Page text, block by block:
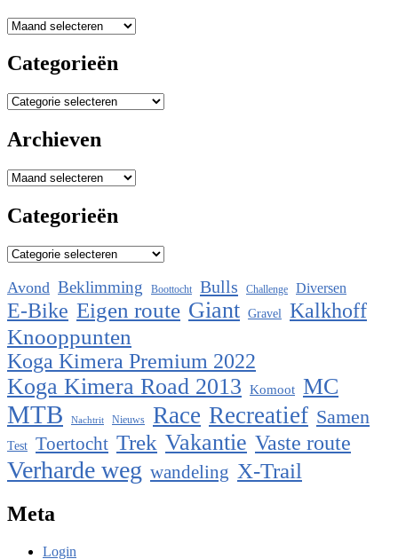
Archieven
Categorieën
Categorieën
Archieven
Archieven
Categorieën
Categorieën
Avond Beklimming Boottocht Bulls Challenge Diversen
E-Bike Eigen route Giant Gravel Kalkhoff
Knooppunten
Koga Kimera Premium 2022
Koga Kimera Road 2013 Komoot MC
MTB Nachtrit Nieuws Race Recreatief Samen
Test Toertocht Trek Vakantie Vaste route
Verharde weg wandeling X-Trail
Meta
Login